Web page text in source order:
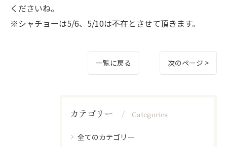
くださいね。
※シャチョーは5/6、5/10は不在とさせて頂きます。
一覧に戻る 次のページ >
カテゴリー Categories
全てのカテゴリー